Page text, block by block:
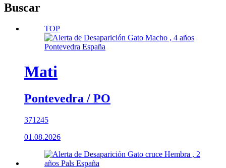
Buscar
TOP
Mati
Pontevedra / PO
371245
01.08.2026